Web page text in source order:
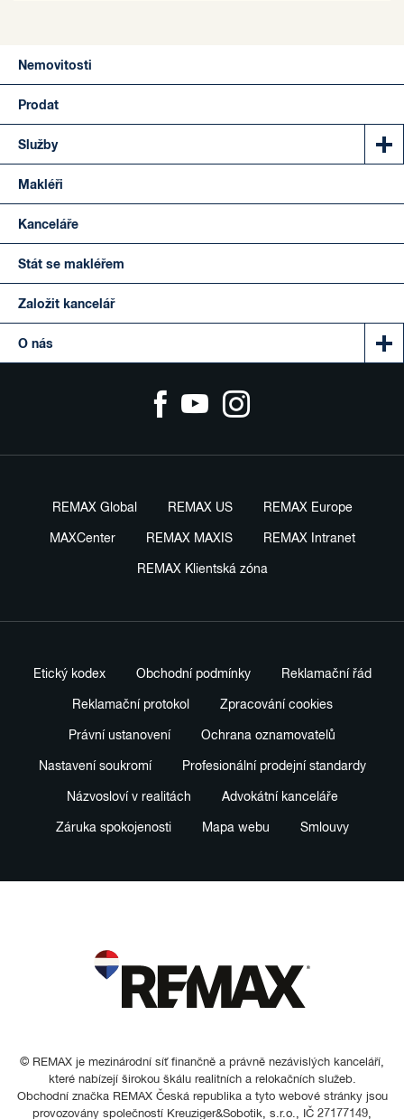
Nemovitosti
Prodat
Služby
Makléři
Kanceláře
Stát se makléřem
Založit kancelář
O nás
REMAX Global REMAX US REMAX Europe
MAXCenter REMAX MAXIS REMAX Intranet
REMAX Klientská zóna
Etický kodex Obchodní podmínky Reklamační řád
Reklamační protokol Zpracování cookies
Právní ustanovení Ochrana oznamovatelů
Nastavení soukromí Profesionální prodejní standardy
Názvosloví v realitách Advokátní kanceláře
Záruka spokojenosti Mapa webu Smlouvy
© REMAX je mezinárodní síť finančně a právně nezávislých kanceláří,
které nabízejí širokou škálu realitních a relokačních služeb.
Obchodní značka REMAX Česká republika a tyto webové stránky jsou
provozovány společností Kreuziger&Sobotik, s.r.o., IČ 27177149,